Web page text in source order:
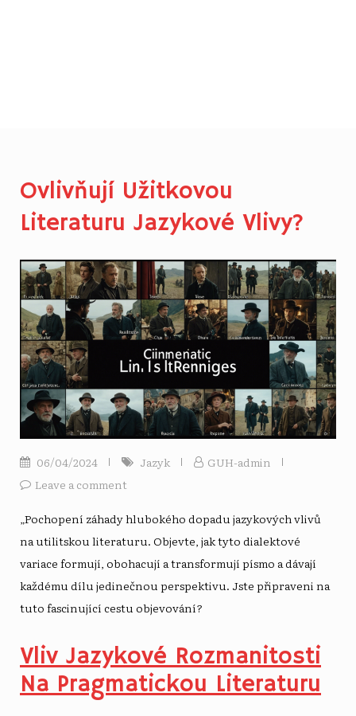
Ovlivňují Užitkovou
Literaturu Jazykové Vlivy?
06/04/2024 Jazyk
GUH-admin
Leave a comment
„Pochopení záhady hlubokého dopadu jazykových vlivů
na utilitskou literaturu. Objevte, jak tyto dialektové
variace formují, obohacují a transformují písmo a dávají
každému dílu jedinečnou perspektivu. Jste připraveni na
tuto fascinující cestu objevování?
Vliv Jazykové Rozmanitosti
Na Pragmatickou Literaturu